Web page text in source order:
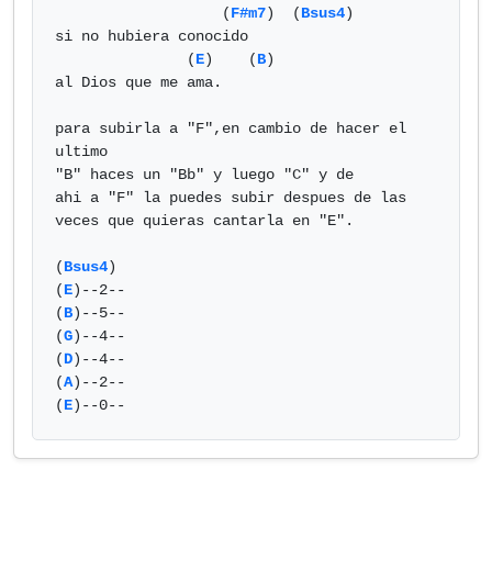
                   (
F#m7)  (Bsus4)
si no hubiera conocido
               (
E)    (B)
al Dios que me ama.
para subirla a "F",en cambio de hacer el
ultimo
"B" haces un "Bb" y luego "C" y de
ahi a "F" la puedes subir despues de las
veces que quieras cantarla en "E".
(Bsus4)
(E)--2--
(B)--5--
(G)--4--
(D)--4--
(A)--2--
(E)--0--